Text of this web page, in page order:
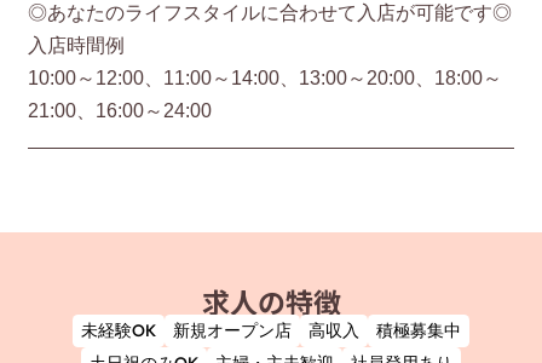
◎あなたのライフスタイルに合わせて入店が可能です◎
入店時間例
10:00～12:00、11:00～14:00、13:00～20:00、18:00～
21:00、16:00～24:00
求人の特徴
未経験OK 新規オープン店 高収入
積極募集中